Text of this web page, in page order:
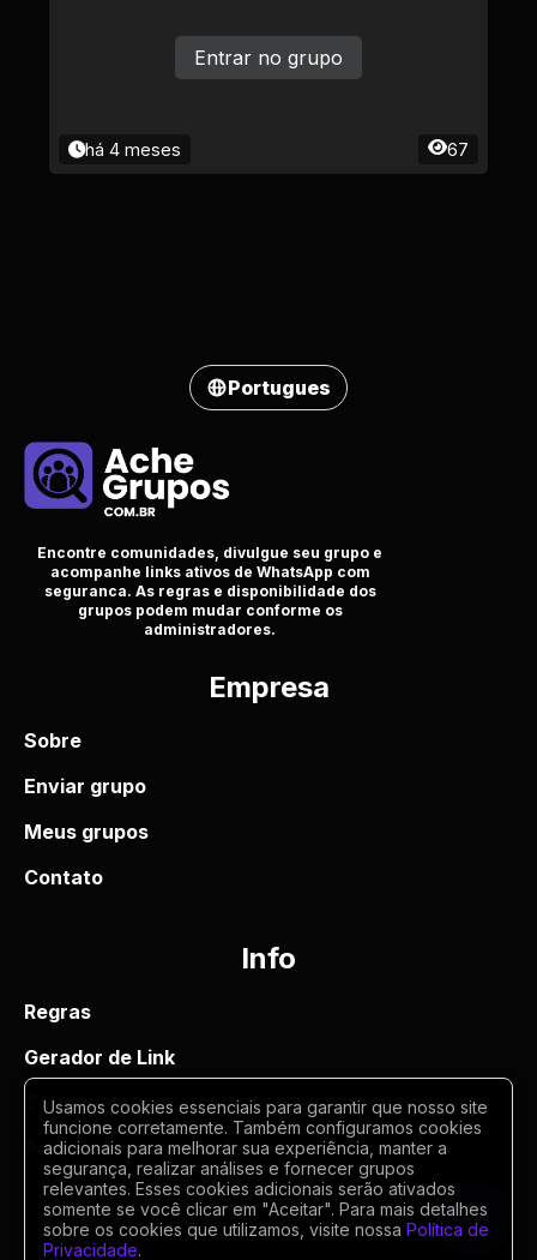
há 4 meses 67
Entrar no grupo
Portugues
Encontre comunidades, divulgue seu grupo e
acompanhe links ativos de WhatsApp com
seguranca. As regras e disponibilidade dos
grupos podem mudar conforme os
administradores.
Empresa
Sobre
Enviar grupo
Meus grupos
Contato
Info
Regras
Gerador de Link
Termos de uso
Politica de privacidade
Usamos cookies essenciais para garantir que nosso site
funcione corretamente. Também configuramos cookies
adicionais para melhorar sua experiência, manter a
segurança, realizar análises e fornecer grupos
relevantes. Esses cookies adicionais serão ativados
somente se você clicar em "Aceitar". Para mais detalhes
sobre os cookies que utilizamos, visite nossa Política de
Privacidade.